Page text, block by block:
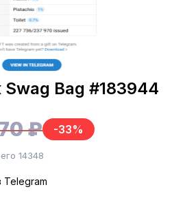
Bag #183944
₽ -33%
14348
Telegram